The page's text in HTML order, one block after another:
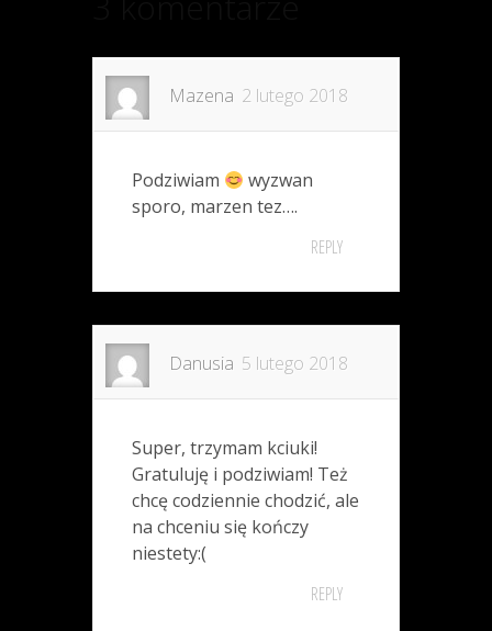
Mazena 2 lutego 2018
Podziwiam
wyzwan
sporo, marzen tez….
REPLY
Danusia 5 lutego 2018
Super, trzymam kciuki!
Gratuluję i podziwiam! Też
chcę codziennie chodzić, ale
na chceniu się kończy
niestety:(
REPLY